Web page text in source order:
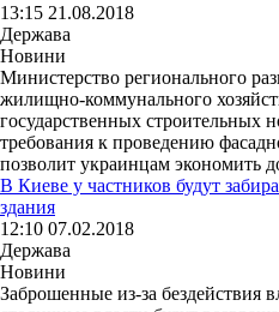
13:15 21.08.2018
Держава
Новини
Министерство регионального
жилищно-коммунального
государственных строительных
требования к проведению
позволит украинцам экономить
В Киеве у частников будут
здания
12:10 07.02.2018
Держава
Новини
Заброшенные из-за бездействия